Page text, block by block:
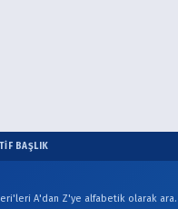
BAŞLIK
A'dan Z'ye alfabetik olarak ara.